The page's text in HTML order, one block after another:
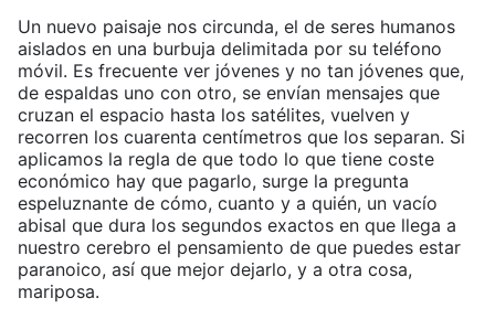
Un nuevo paisaje nos circunda, el de seres humanos
aislados en una burbuja delimitada por su teléfono
móvil. Es frecuente ver jóvenes y no tan jóvenes que,
de espaldas uno con otro, se envían mensajes que
cruzan el espacio hasta los satélites, vuelven y
recorren los cuarenta centímetros que los separan. Si
aplicamos la regla de que todo lo que tiene coste
económico hay que pagarlo, surge la pregunta
espeluznante de cómo, cuanto y a quién, un vacío
abisal que dura los segundos exactos en que llega a
nuestro cerebro el pensamiento de que puedes estar
paranoico, así que mejor dejarlo, y a otra cosa,
mariposa.